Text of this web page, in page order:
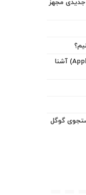
مجهز
با ۱۰ ویژگی اولیه هوش اپل (Apple Intelligence) آشنا
گوگل